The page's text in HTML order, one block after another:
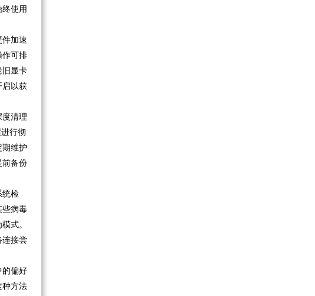
使用
件加速
作可排
旧显卡
启以获
度清理
行彻
期维护
前备份
统检
些病毒
式。
连接尝
的偏好
种方法